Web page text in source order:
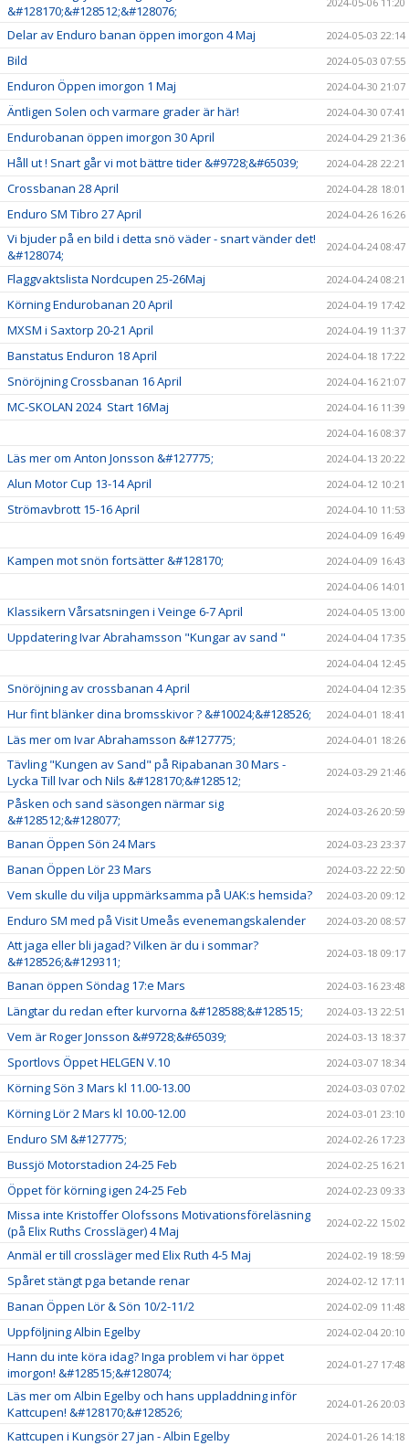
&#128170;&#128512;&#128076;
Delar av Enduro banan öppen imorgon 4 Maj 2024-05-03 22:14
Bild 2024-05-03 07:55
Enduron Öppen imorgon 1 Maj 2024-04-30 21:07
Äntligen Solen och varmare grader är här! 2024-04-30 07:41
Endurobanan öppen imorgon 30 April 2024-04-29 21:36
Håll ut ! Snart går vi mot bättre tider &#9728;&#65039; 2024-04-28 22:21
Crossbanan 28 April 2024-04-28 18:01
Enduro SM Tibro 27 April 2024-04-26 16:26
Vi bjuder på en bild i detta snö väder - snart vänder det!
&#128074;
2024-04-24 08:47
Flaggvaktslista Nordcupen 25-26Maj 2024-04-24 08:21
Körning Endurobanan 20 April 2024-04-19 17:42
MXSM i Saxtorp 20-21 April 2024-04-19 11:37
Banstatus Enduron 18 April 2024-04-18 17:22
Snöröjning Crossbanan 16 April 2024-04-16 21:07
MC-SKOLAN 2024 Start 16Maj
2024-04-16 11:39
2024-04-16 08:37
Läs mer om Anton Jonsson &#127775; 2024-04-13 20:22
Alun Motor Cup 13-14 April 2024-04-12 10:21
Strömavbrott 15-16 April
2024-04-10 11:53
2024-04-09 16:49
Kampen mot snön fortsätter &#128170;
2024-04-09 16:43
2024-04-06 14:01
Klassikern Vårsatsningen i Veinge 6-7 April 2024-04-05 13:00
Uppdatering Ivar Abrahamsson "Kungar av sand "
2024-04-04 17:35
2024-04-04 12:45
Snöröjning av crossbanan 4 April 2024-04-04 12:35
Hur fint blänker dina bromsskivor ? &#10024;&#128526; 2024-04-01 18:41
Läs mer om Ivar Abrahamsson &#127775; 2024-04-01 18:26
Tävling "Kungen av Sand" på Ripabanan 30 Mars -
Lycka Till Ivar och Nils &#128170;&#128512;
2024-03-29 21:46
Påsken och sand säsongen närmar sig
&#128512;&#128077;
2024-03-26 20:59
Banan Öppen Sön 24 Mars 2024-03-23 23:37
Banan Öppen Lör 23 Mars 2024-03-22 22:50
Vem skulle du vilja uppmärksamma på UAK:s hemsida? 2024-03-20 09:12
Enduro SM med på Visit Umeås evenemangskalender 2024-03-20 08:57
Att jaga eller bli jagad? Vilken är du i sommar?
&#128526;&#129311;
2024-03-18 09:17
Banan öppen Söndag 17:e Mars 2024-03-16 23:48
Längtar du redan efter kurvorna &#128588;&#128515; 2024-03-13 22:51
Vem är Roger Jonsson &#9728;&#65039; 2024-03-13 18:37
Sportlovs Öppet HELGEN V.10 2024-03-07 18:34
Körning Sön 3 Mars kl 11.00-13.00 2024-03-03 07:02
Körning Lör 2 Mars kl 10.00-12.00 2024-03-01 23:10
Enduro SM &#127775; 2024-02-26 17:23
Bussjö Motorstadion 24-25 Feb 2024-02-25 16:21
Öppet för körning igen 24-25 Feb 2024-02-23 09:33
Missa inte Kristoffer Olofssons Motivationsföreläsning
(på Elix Ruths Crossläger) 4 Maj
2024-02-22 15:02
Anmäl er till crossläger med Elix Ruth 4-5 Maj 2024-02-19 18:59
Spåret stängt pga betande renar 2024-02-12 17:11
Banan Öppen Lör & Sön 10/2-11/2 2024-02-09 11:48
Uppföljning Albin Egelby 2024-02-04 20:10
Hann du inte köra idag? Inga problem vi har öppet
imorgon! &#128515;&#128074;
2024-01-27 17:48
Läs mer om Albin Egelby och hans uppladdning inför
Kattcupen! &#128170;&#128526;
2024-01-26 20:03
Kattcupen i Kungsör 27 jan - Albin Egelby 2024-01-26 14:18